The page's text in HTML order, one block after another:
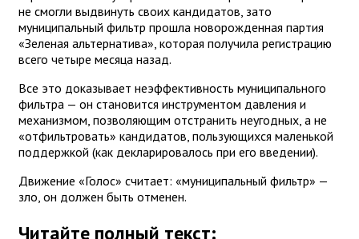
не смогли выдвинуть своих кандидатов, зато
муниципальный фильтр прошла новорожденная партия
«Зеленая альтернатива», которая получила регистрацию
всего четыре месяца назад.
Все это доказывает неэффективность муниципального
фильтра — он становится инструментом давления и
механизмом, позволяющим отстранить неугодных, а не
«отфильтровать» кандидатов, пользующихся маленькой
поддержкой (как декларировалось при его введении).
Движение «Голос» считает: «муниципальный фильтр» —
зло, он должен быть отменен.
Читайте полный текст: